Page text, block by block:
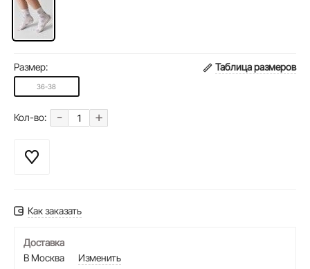
Размер: Таблица размеров
36-38
Кол-во: - +
Как заказать
Доставка
В Москва
Изменить